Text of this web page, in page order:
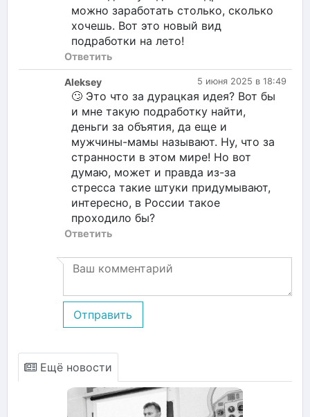
можно заработать столько, сколько
хочешь. Вот это новый вид
подработки на лето!
Ответить
5 июня 2025 в 18:49
Aleksey
🙄 Это что за дурацкая идея? Вот бы
и мне такую подработку найти,
деньги за объятия, да еще и
мужчины-мамы называют. Ну, что за
странности в этом мире! Но вот
думаю, может и правда из-за
стресса такие штуки придумывают,
интересно, в России такое
проходило бы?
Ответить
Отправить
Ещё новости